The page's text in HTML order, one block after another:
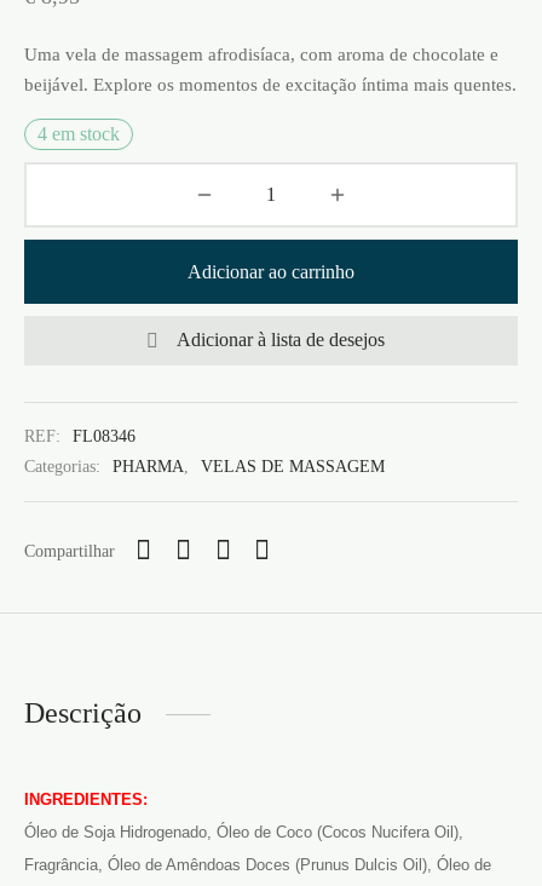
Uma vela de massagem afrodisíaca, com aroma de chocolate e
beijável. Explore os momentos de excitação íntima mais quentes.
4 em stock
Adicionar ao carrinho
Adicionar à lista de desejos
REF:
FL08346
Categorias:
PHARMA VELAS DE MASSAGEM
Compartilhar
Descrição
INGREDIENTES:
Óleo de Soja Hidrogenado, Óleo de Coco (Cocos Nucifera Oil),
Fragrância, Óleo de Amêndoas Doces (Prunus Dulcis Oil), Óleo de